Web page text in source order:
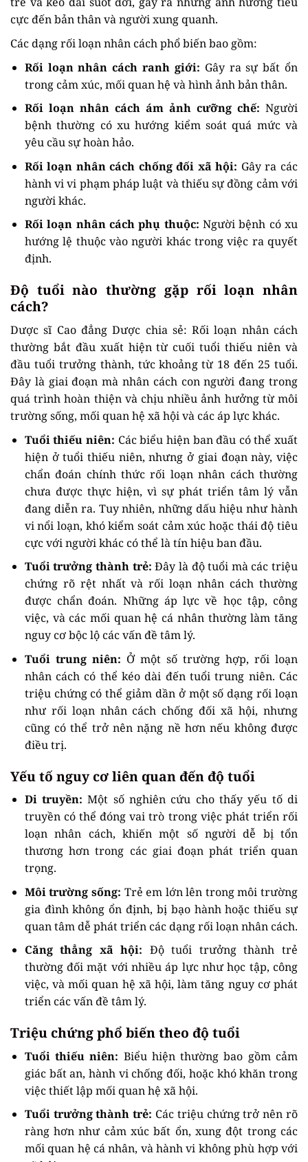
cực đến bản thân và người xung quanh.
Các dạng rối loạn nhân cách phổ biến bao gồm:
Rối loạn nhân cách ranh giới: Gây ra sự bất ổn
trong cảm xúc, mối quan hệ và hình ảnh bản thân.
Rối loạn nhân cách ám ảnh cưỡng chế: Người
bệnh thường có xu hướng kiểm soát quá mức và
yêu cầu sự hoàn hảo.
Rối loạn nhân cách chống đối xã hội: Gây ra các
hành vi vi phạm pháp luật và thiếu sự đồng cảm với
người khác.
Rối loạn nhân cách phụ thuộc: Người bệnh có xu
hướng lệ thuộc vào người khác trong việc ra quyết
định.
Độ tuổi nào thường gặp rối loạn nhân
cách?
Dược sĩ Cao đẳng Dược chia sẻ: Rối loạn nhân cách
thường bắt đầu xuất hiện từ cuối tuổi thiếu niên và
đầu tuổi trưởng thành, tức khoảng từ 18 đến 25 tuổi.
Đây là giai đoạn mà nhân cách con người đang trong
quá trình hoàn thiện và chịu nhiều ảnh hưởng từ môi
trường sống, mối quan hệ xã hội và các áp lực khác.
Tuổi thiếu niên: Các biểu hiện ban đầu có thể xuất
hiện ở tuổi thiếu niên, nhưng ở giai đoạn này, việc
chẩn đoán chính thức rối loạn nhân cách thường
chưa được thực hiện, vì sự phát triển tâm lý vẫn
đang diễn ra. Tuy nhiên, những dấu hiệu như hành
vi nổi loạn, khó kiểm soát cảm xúc hoặc thái độ tiêu
cực với người khác có thể là tín hiệu ban đầu.
Tuổi trưởng thành trẻ: Đây là độ tuổi mà các triệu
chứng rõ rệt nhất và rối loạn nhân cách thường
được chẩn đoán. Những áp lực về học tập, công
việc, và các mối quan hệ cá nhân thường làm tăng
nguy cơ bộc lộ các vấn đề tâm lý.
Tuổi trung niên: Ở một số trường hợp, rối loạn
nhân cách có thể kéo dài đến tuổi trung niên. Các
triệu chứng có thể giảm dần ở một số dạng rối loạn
như rối loạn nhân cách chống đối xã hội, nhưng
cũng có thể trở nên nặng nề hơn nếu không được
điều trị.
Yếu tố nguy cơ liên quan đến độ tuổi
Di truyền: Một số nghiên cứu cho thấy yếu tố di
truyền có thể đóng vai trò trong việc phát triển rối
loạn nhân cách, khiến một số người dễ bị tổn
thương hơn trong các giai đoạn phát triển quan
trọng.
Môi trường sống: Trẻ em lớn lên trong môi trường
gia đình không ổn định, bị bạo hành hoặc thiếu sự
quan tâm dễ phát triển các dạng rối loạn nhân cách.
Căng thẳng xã hội: Độ tuổi trưởng thành trẻ
thường đối mặt với nhiều áp lực như học tập, công
việc, và mối quan hệ xã hội, làm tăng nguy cơ phát
triển các vấn đề tâm lý.
Triệu chứng phổ biến theo độ tuổi
Tuổi thiếu niên: Biểu hiện thường bao gồm cảm
giác bất an, hành vi chống đối, hoặc khó khăn trong
việc thiết lập mối quan hệ xã hội.
Tuổi trưởng thành trẻ: Các triệu chứng trở nên rõ
ràng hơn như cảm xúc bất ổn, xung đột trong các
mối quan hệ cá nhân, và hành vi không phù hợp với